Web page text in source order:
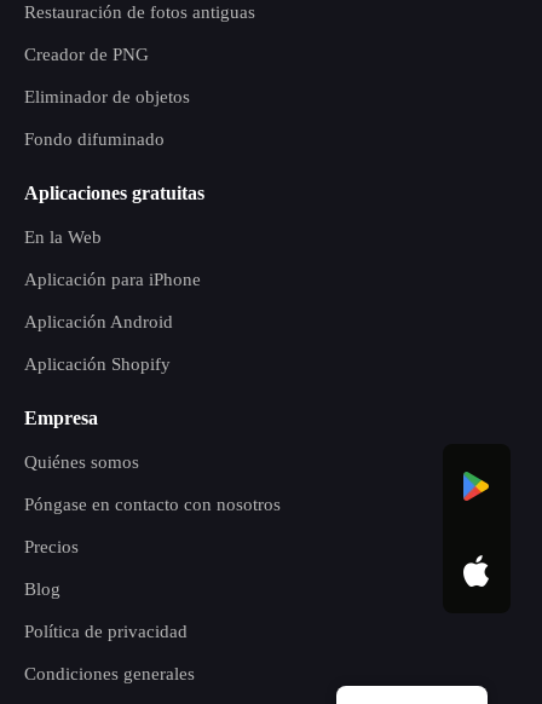
Restauración de fotos antiguas
Creador de PNG
Eliminador de objetos
Fondo difuminado
Aplicaciones gratuitas
En la Web
Aplicación para iPhone
Aplicación Android
Aplicación Shopify
Empresa
Quiénes somos
Póngase en contacto con nosotros
Precios
Blog
Política de privacidad
Condiciones generales